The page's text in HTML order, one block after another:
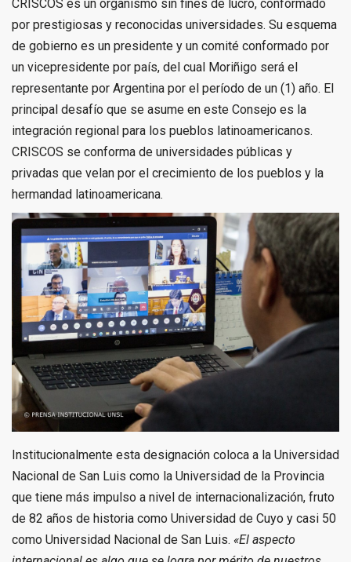
CRISCOS es un organismo sin fines de lucro, conformado
por prestigiosas y reconocidas universidades. Su esquema
de gobierno es un presidente y un comité conformado por
un vicepresidente por país, del cual Moriñigo será el
representante por Argentina por el período de un (1) año. El
principal desafío que se asume en este Consejo es la
integración regional para los pueblos latinoamericanos.
CRISCOS se conforma de universidades públicas y
privadas que velan por el crecimiento de los pueblos y la
hermandad latinoamericana.
Institucionalmente esta designación coloca a la Universidad
Nacional de San Luis como la Universidad de la Provincia
que tiene más impulso a nivel de internacionalización, fruto
de 82 años de historia como Universidad de Cuyo y casi 50
como Universidad Nacional de San Luis. «El aspecto